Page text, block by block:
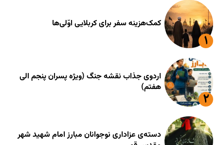
کمک‌هزینه سفر برای کربلایی اوّلی‌ها
اردوی جذاب نقشه جنگ (ویژه پسران پنجم الی
هفتم)
دسته‌ی عزاداری نوجوانان مبارز امام شهید شهر